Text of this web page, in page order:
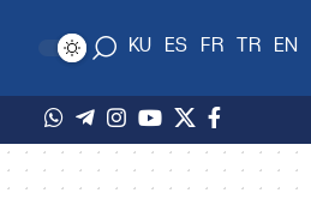
EN
TR
FR
ES
KU